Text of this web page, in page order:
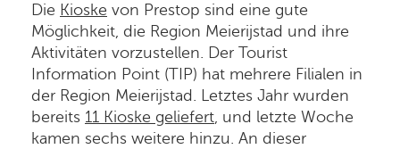
Die Kioske von Prestop sind eine gute
Möglichkeit, die Region Meierijstad und ihre
Aktivitäten vorzustellen. Der Tourist
Information Point (TIP) hat mehrere Filialen in
der Region Meierijstad. Letztes Jahr wurden
bereits 11 Kioske geliefert, und letzte Woche
kamen sechs weitere hinzu. An dieser